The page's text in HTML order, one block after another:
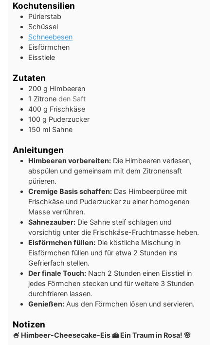
Kochutensilien
Pürierstab
Schüssel
Schneebesen
Eisförmchen
Eisstiele
Zutaten
200 g Himbeeren
1 Zitrone den Saft
400 g Frischkäse
100 g Puderzucker
150 ml Sahne
Anleitungen
Himbeeren vorbereiten: Die Himbeeren verlesen,
abspülen und gemeinsam mit dem Zitronensaft
pürieren.
Cremige Basis schaffen: Das Himbeerpüree mit
Frischkäse und Puderzucker zu einer homogenen
Masse verrühren.
Sahnezauber: Die Sahne steif schlagen und
vorsichtig unter die Frischkäse-Fruchtmasse heben.
Eisförmchen füllen: Die köstliche Mischung in
Eisförmchen füllen und für etwa 2 Stunden ins
Gefrierfach stellen.
Der finale Touch: Nach 2 Stunden einen Eisstiel in
jedes Förmchen stecken und für weitere 3 Stunden
durchfrieren lassen.
Genießen: Aus den Förmchen lösen und servieren.
Notizen
🍧 Himbeer-Cheesecake-Eis 🍰 Ein Traum in Rosa! 🌸